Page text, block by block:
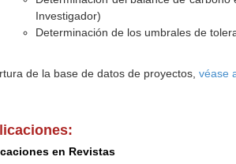
Investigador)
Determinación de los umbrales de
de la base de datos de proyectos,véase
en Revistas